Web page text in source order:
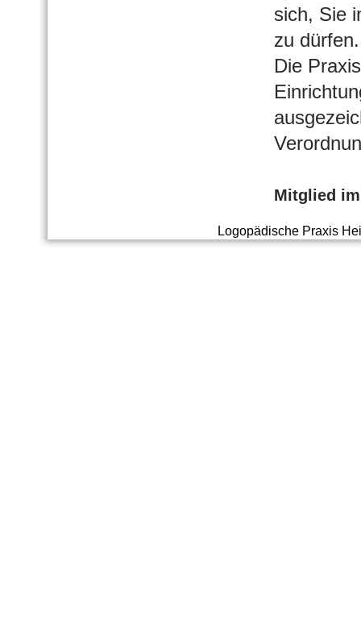
sich, Sie
zu dürfen.
Die
Mitglied im
Logopädische Praxis